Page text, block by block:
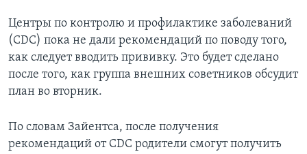
Центры по контролю и профилактике заболеваний
(CDC) пока не дали рекомендаций по поводу того,
как следует вводить прививку. Это будет сделано
после того, как группа внешних советников обсудит
план во вторник.
По словам Зайентса, после получения
рекомендаций от CDC родители смогут получить